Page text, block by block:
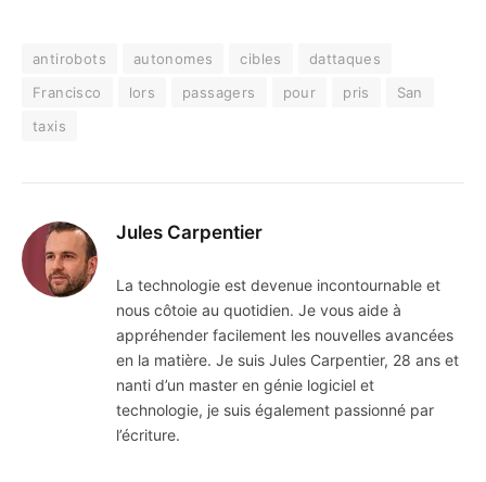
antirobots autonomes cibles
dattaques
Francisco
lors passagers pour pris
San
taxis
Jules Carpentier
La technologie est devenue incontournable et
nous côtoie au quotidien. Je vous aide à
appréhender facilement les nouvelles avancées
en la matière. Je suis Jules Carpentier, 28 ans et
nanti d’un master en génie logiciel et
technologie, je suis également passionné par
l’écriture.